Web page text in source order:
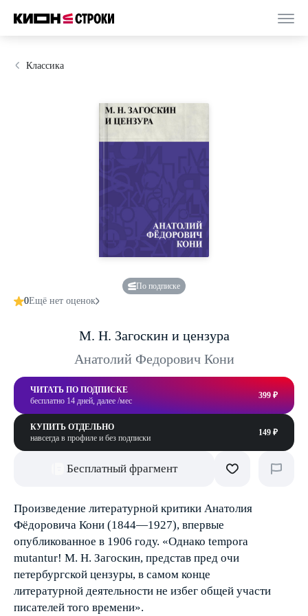
Классика
По подписке
0Ещё нет оценок
М. H. Загоскин и цензура
Анатолий Федорович Кони
ЧИТАТЬ ПО ПОДПИСКЕ
бесплатно 14 дней, далее /мес
399 ₽
КУПИТЬ ОТДЕЛЬНО
навсегда в профиле и без подписки
149 ₽
Бесплатный фрагмент
Произведение литературной критики Анатолия
Фёдоровича Кони (1844—1927), впервые
опубликованное в 1906 году. «Однако tempora
mutantur! M. H. Загоскин, представ пред очи
петербургской цензуры, в самом конце
литературной деятельности не избег общей участи
писателей того времени».